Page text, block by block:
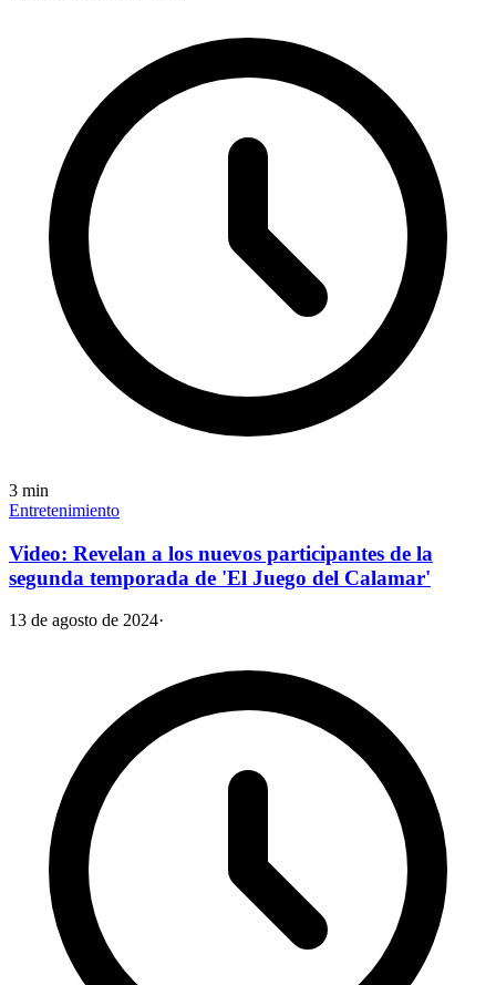
3 min
Entretenimiento
Video: Revelan a los nuevos participantes de la
segunda temporada de 'El Juego del Calamar'
13 de agosto de 2024·